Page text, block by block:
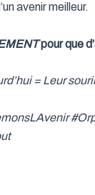
avenir meilleur.
pour que
= Leur